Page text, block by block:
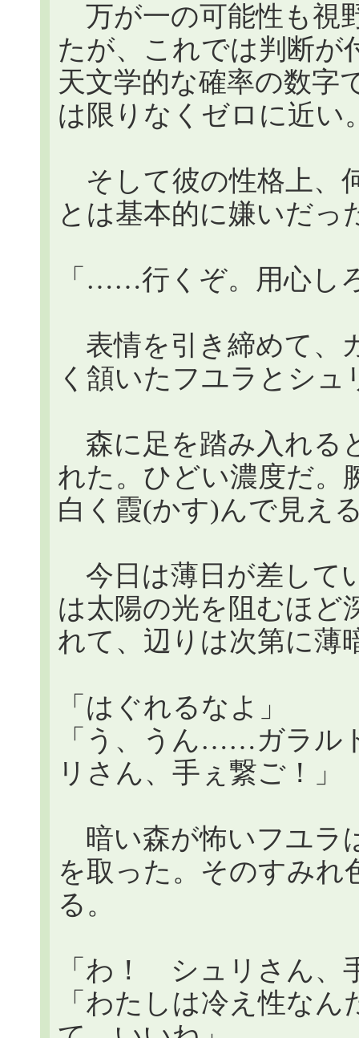
万が一の可能性も視
たが、これでは判断が
天文学的な確率の数字
は限りなくゼロに近い
そして彼の性格上、
とは基本的に嫌いだっ
「……行くぞ。用心し
表情を引き締めて、
く頷いたフユラとシ
森に足を踏み入れる
れた。ひどい濃度だ。
白く霞(かす)んで見え
今日は薄日が差して
は太陽の光を阻むほど
れて、辺りは次第に薄
「はぐれるなよ」
「う、うん……ガラル
リさん、手ぇ繋ご！」
暗い森が怖いフユラ
を取った。そのすみれ
る。
「わ！ シュリさん、
「わたしは冷え性な